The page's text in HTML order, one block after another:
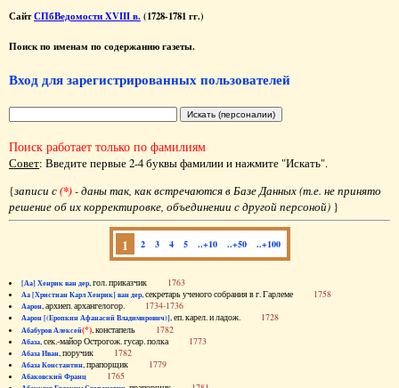
СайтСПбВедомости XVIII в. (1728-1781 гг.)
Поиск по именам по содержанию газеты.
Вход для зарегистрированных пользователей
Поиск работает только по фамилиям
Совет: Введите первые 2-4 буквы фамилии и нажмите "Искать".
{записи с(*)- даны так, как встречаются в Базе Данных (т.е. не принято
решение об их корректировке, объединении с другой персоной) }
1 2 3 4 5 ..+10 ..+50 ..+100
[Аа] Хенрик ван дер, гол. приказчик 1763
Аа [Христиан Карл Хенрик] ван дер, секретарь ученого собрания в г. Гарлеме 1758
Аарон, архиеп. архангелогор. 1734-1736
Аарон [(Еропкин Афанасий Владимирович)], еп. карел. и ладож. 1728
Абабуров Алексей(*), констапель 1782
Абаза, сек.-майор Острогож. гусар. полка 1773
Абаза Иван, поручик 1782
Абаза Константин, прапорщик 1779
Абаковский Франц 1765